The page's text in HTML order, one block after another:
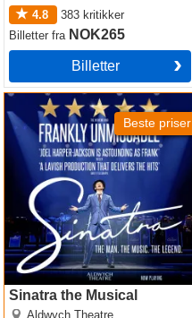
4.8
383 kritikker
Billetterfra NOK265
Billetter
Beste priser
Sinatra the Musical
Aldwych Theatre
Sinatra the Musical